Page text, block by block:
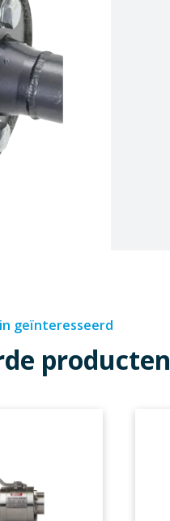
geïnteresseerd
producten